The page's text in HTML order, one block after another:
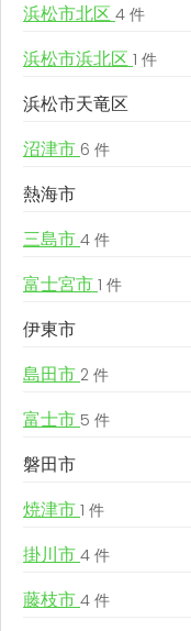
浜松市北区 4 件
浜松市浜北区 1 件
浜松市天竜区
沼津市 6 件
熱海市
三島市 4 件
富士宮市 1 件
伊東市
島田市 2 件
富士市 5 件
磐田市
焼津市 1 件
掛川市 4 件
藤枝市 4 件